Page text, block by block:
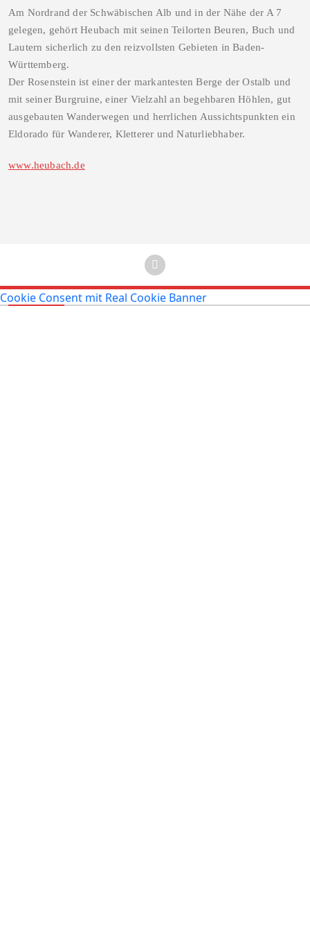
Am Nordrand der Schwäbischen Alb und in der Nähe der A 7
gelegen, gehört Heubach mit seinen Teilorten Beuren, Buch und
Lautern sicherlich zu den reizvollsten Gebieten in Baden-
Württemberg.
Der Rosenstein ist einer der markantesten Berge der Ostalb und
mit seiner Burgruine, einer Vielzahl an begehbaren Höhlen, gut
ausgebauten Wanderwegen und herrlichen Aussichtspunkten ein
Eldorado für Wanderer, Kletterer und Naturliebhaber.
www.heubach.de
Cookie Consent mit Real Cookie Banner